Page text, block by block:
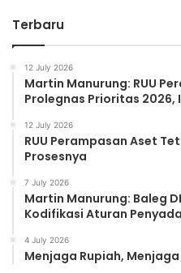
Terbaru
12 July 2026
Martin Manurung: RUU
Prolegnas Prioritas 2026,
12 July 2026
RUU Perampasan Aset
Prosesnya
7 July 2026
Martin Manurung: Baleg
Kodifikasi Aturan
4 July 2026
Menjaga Rupiah,